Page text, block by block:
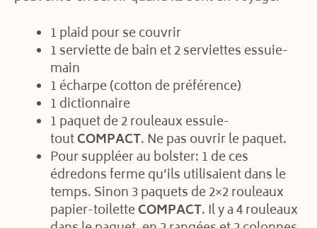
1 plaid pour se couvrir
1 serviette de bain et 2 serviettes essuie-
main
1 écharpe (cotton de préférence)
1 dictionnaire
1 paquet de 2 rouleaux essuie-
toutCOMPACT. Ne pas ouvrir le paquet.
Pour suppléer au bolster: 1 de ces
édredons ferme qu’ils utilisaient dans le
temps. Sinon 3 paquets de 2×2 rouleaux
papier-toiletteCOMPACT. Il y a 4 rouleaux